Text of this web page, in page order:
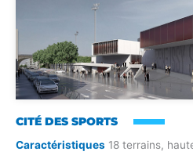
CITÉ DES SPORTS
Caractéristiques 18 terrains,